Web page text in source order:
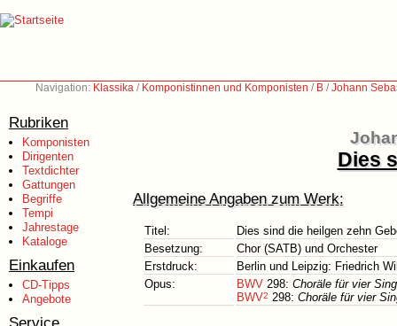
Navigation: Klassika / Komponistinnen und Komponisten / B /Johann
Rubriken
Komponisten
Dirigenten
Textdichter
Gattungen
Begriffe
Tempi
Jahrestage
Kataloge
Einkaufen
CD-Tipps
Angebote
Service
Dies
Allgemeine Angaben zum Werk:
Titel:
Dies sind die heilgen zehn
Besetzung:
Chor (SATB) und Orchester
Erstdruck:
Berlin und Leipzig: Friedrich
Opus:
BWV 298: Choräle für vier
BWV2 298: Choräle für vier